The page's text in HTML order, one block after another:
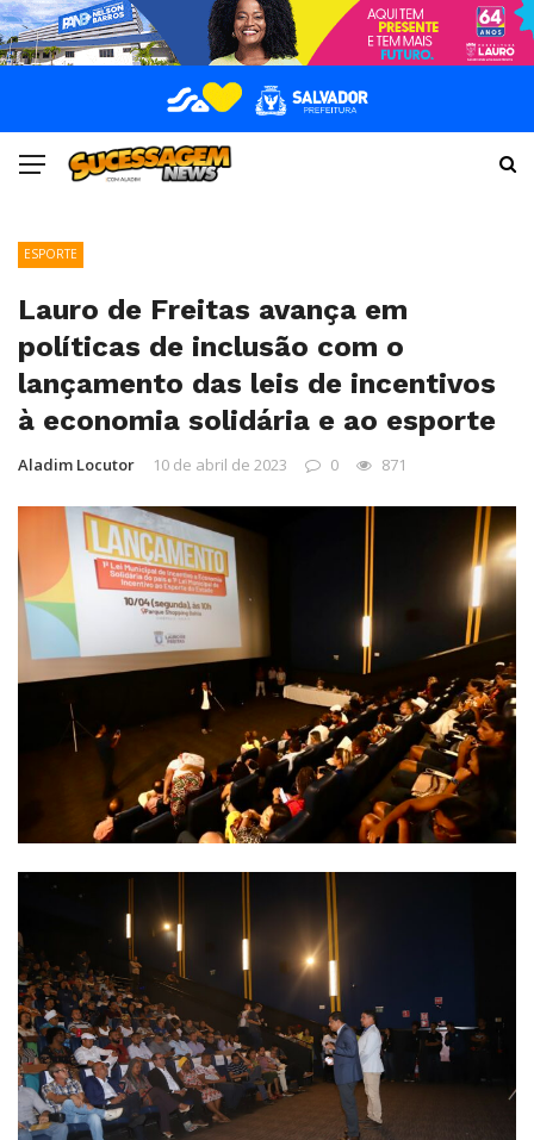
ESPORTE
Lauro de Freitas avança em
políticas de inclusão com o
lançamento das leis de incentivos
à economia solidária e ao esporte
Aladim Locutor 10 de abril de 2023 0 871